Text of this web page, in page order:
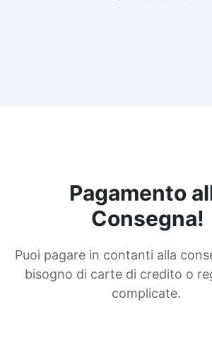
Pagamento
Consegna!
Puoi pagare in contanti alla
bisogno di carte di credito o
complicate.